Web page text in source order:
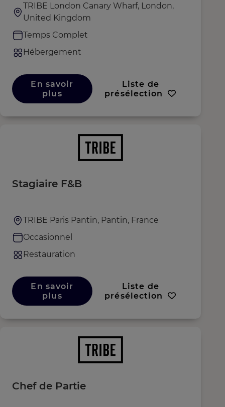
TRIBE London Canary Wharf, London,
United Kingdom
Temps Complet
Hébergement
En savoir
plus
Liste de
présélection
Stagiaire F&B
TRIBE Paris Pantin, Pantin, France
Occasionnel
Restauration
En savoir
plus
Liste de
présélection
Chef de Partie